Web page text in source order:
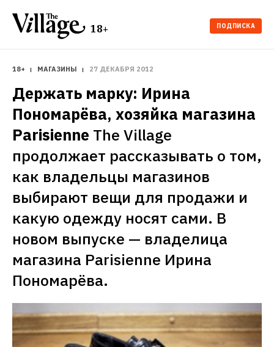
18+ ПОДПИСКА
18+ МАГАЗИНЫ 27 ДЕКАБРЯ 2012
Держать марку: Ирина
Пономарёва, хозяйка магазина
Parisienne The Village
продолжает рассказывать о том,
как владельцы магазинов
выбирают вещи для продажи и
какую одежду носят сами. В
новом выпуске — владелица
магазина Parisienne Ирина
Пономарёва.